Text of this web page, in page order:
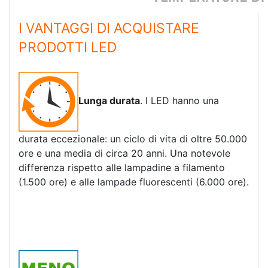
I VANTAGGI DI ACQUISTARE
PRODOTTI LED
Lunga durata. I LED hanno una
durata eccezionale: un ciclo di vita di oltre 50.000
ore e una media di circa 20 anni. Una notevole
differenza rispetto alle lampadine a filamento
(1.500 ore) e alle lampade fluorescenti (6.000 ore).